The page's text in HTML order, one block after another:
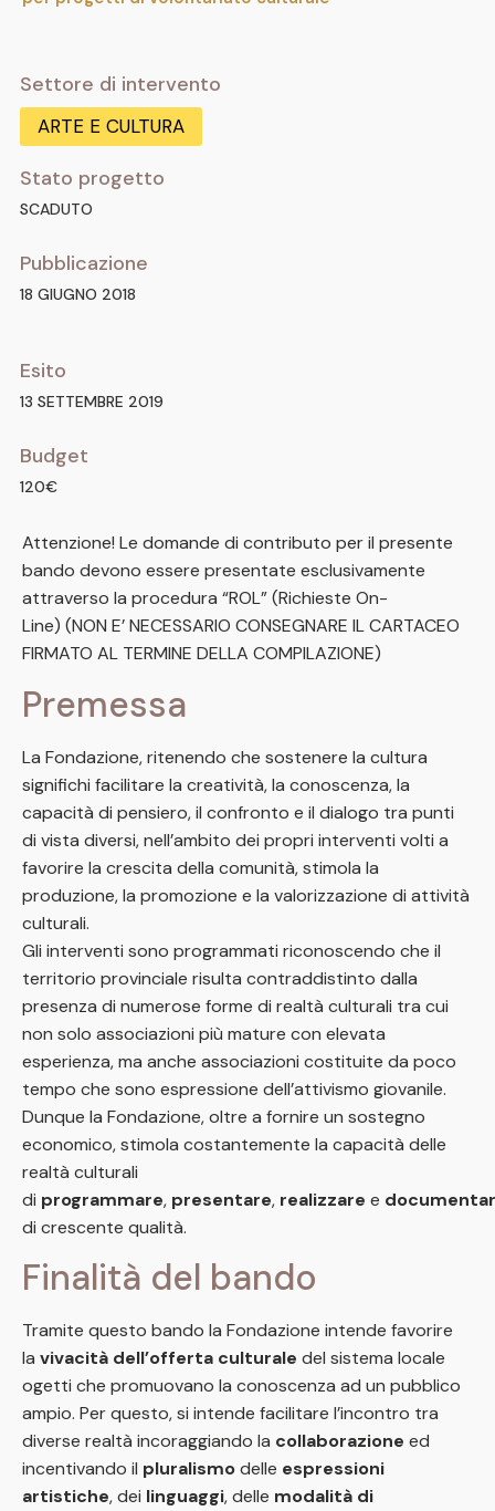
Settore di intervento
ARTE E CULTURA
Stato progetto
SCADUTO
Pubblicazione
18 GIUGNO 2018
Esito
13 SETTEMBRE 2019
Budget
120€
Attenzione! Le domande di contributo per il presente
bando devono essere presentate esclusivamente
attraverso la procedura “ROL” (Richieste On-
Line) (NON E’ NECESSARIO CONSEGNARE IL CARTACEO
FIRMATO AL TERMINE DELLA COMPILAZIONE)
Premessa
La Fondazione, ritenendo che sostenere la cultura
significhi facilitare la creatività, la conoscenza, la
capacità di pensiero, il confronto e il dialogo tra punti
di vista diversi, nell’ambito dei propri interventi volti a
favorire la crescita della comunità, stimola la
produzione, la promozione e la valorizzazione di attività
culturali.
Gli interventi sono programmati riconoscendo che il
territorio provinciale risulta contraddistinto dalla
presenza di numerose forme di realtà culturali tra cui
non solo associazioni più mature con elevata
esperienza, ma anche associazioni costituite da poco
tempo che sono espressione dell’attivismo giovanile.
Dunque la Fondazione, oltre a fornire un sostegno
economico, stimola costantemente la capacità delle
realtà culturali
di programmare, presentare, realizzare e
di crescente qualità.
Finalità del bando
Tramite questo bando la Fondazione intende favorire
la vivacità dell’offerta culturale del sistema locale
ogetti che promuovano la conoscenza ad un pubblico
ampio. Per questo, si intende facilitare l’incontro tra
diverse realtà incoraggiando la collaborazione ed
incentivando il pluralismodelle espressioni
artistiche, dei linguaggi, delle modalità di